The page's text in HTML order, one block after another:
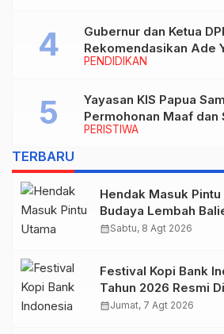
PENDIDIKAN
Gubernur dan Ketua
Rekomendasikan Ade
Rektor IAIN Fattahul
PERISTIWA
Yayasan KIS Papua
Permohonan Maaf dan
Biaya Korban Dugaan
TERBARU
Hendak Masuk
Budaya Lembah
Sipil Ditembak OTK
calendar_monthSabtu, 8 Agt 2026
Festival Kopi Bank
Tahun 2026 Resmi
Warisan,
calendar_monthJumat, 7 Agt 2026